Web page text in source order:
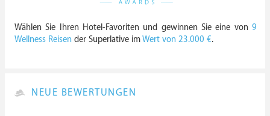
Wählen Sie Ihren Hotel-Favoriten und gewinnen Sie eine von 9
Wellness Reisen der Superlative imWert von 23.000 €.
NEUE BEWERTUNGEN